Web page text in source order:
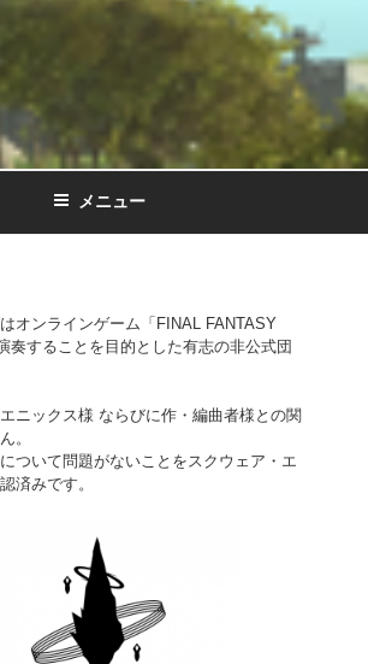
ストラ
メニュー
オンラインゲーム「FINAL FANTASY
奏することを目的とした有志の非公式団
ニックス様 ならびに作・編曲者様との関
。
ついて問題がないことをスクウェア・エ
済みです。